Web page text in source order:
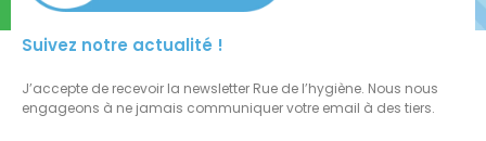
Suivez notre actualité !
J’accepte de recevoir la newsletter Rue de l’hygiène. Nous nous
engageons à ne jamais communiquer votre email à des tiers.